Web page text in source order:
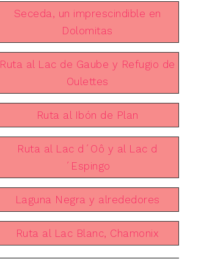
Seceda, un imprescindible en
Dolomitas
Ruta al Lac de Gaube y Refugio de
Oulettes
Ruta al Ibón de Plan
Ruta al Lac d´Oô y al Lac d
´Espingo
Laguna Negra y alrededores
Ruta al Lac Blanc, Chamonix